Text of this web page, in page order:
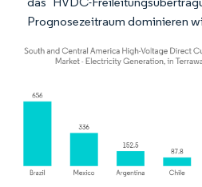
Prognosezeitraum dominieren